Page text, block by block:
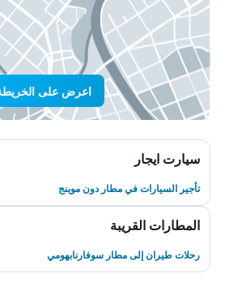
اعرض على
سيارت ايجار
تأجير السيارات في مطار دون موينج
المطارات القريبة
رحلات طيران إلى مطار سوفارنابهومي